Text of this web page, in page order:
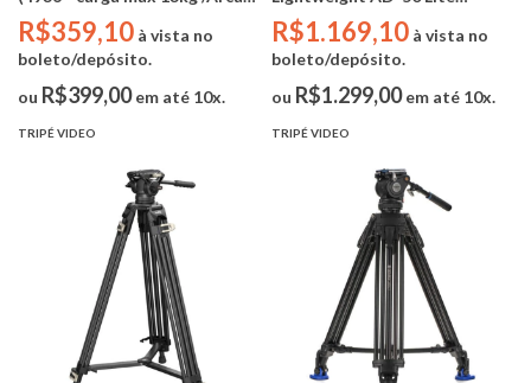
Swiss)
R$359,10 à vista no
boleto/depósito.
ou R$399,00em até 10x.
TRIPÉ VIDEO
Cabeça Hidráulica (4684 -
carga max 5kg / 158cm )
R$1.169,10 à vista no
boleto/depósito.
ou R$1.299,00em até 10x.
TRIPÉ VIDEO